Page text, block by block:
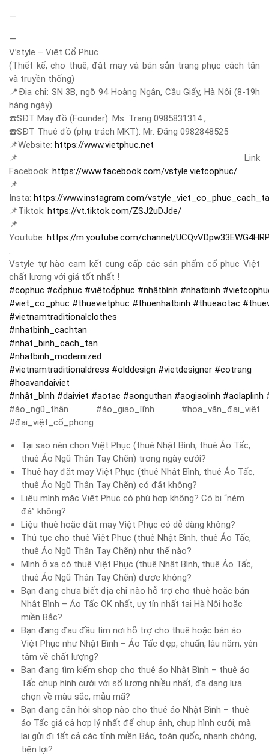
—
—
V’style – Việt Cổ Phục
(Thiết kế, cho thuê, đặt may và bán sẵn trang phục cách tân
và truyền thống)
📍 Địa chỉ: SN 3B, ngõ 94 Hoàng Ngân, Cầu Giấy, Hà Nội (8-19h
hàng ngày)
☎️SĐT May đồ (Founder): Ms. Trang 0985831314 ;
☎️SĐT Thuê đồ (phụ trách MKT): Mr. Đăng 0982848525
📌Website: https://www.vietphuc.net
📌 Link
Facebook: https://www.facebook.com/vstyle.vietcophuc/
📌
Insta: https://www.instagram.com/
📌Tiktok: https://vt.tiktok.com/ZSJ2uDJde/
📌
Youtube: https://m.youtube.com/channel/
.
Vstyle tự hào cam kết cung cấp các sản phẩm cổ phục Việt
chất lượng với giá tốt nhất !
#cophuc #cổphục #việtcổphục #nhậtbình #nhatbinh #
#viet_co_phuc #thuevietphuc #thuenhatbinh #thueaotac #
#vietnamtraditionalclothes
#nhatbinh_cachtan
#nhat_binh_cach_tan
#nhatbinh_modernized
#vietnamtraditionaldress #olddesign #vietdesigner #cotrang
#hoavandaiviet
#nhật_bình #daiviet #aotac #aonguthan #aogiaolinh #aolaplinh
#áo_ngũ_thân #áo_giao_lĩnh #hoa_văn_đại_việt
#đại_việt_cổ_phong
Tại sao nên chọn Việt Phục (thuê Nhật Bình, thuê Áo Tấc,
thuê Áo Ngũ Thân Tay Chẽn) trong ngày cưới?
Thuê hay đặt may Việt Phục (thuê Nhật Bình, thuê Áo Tấc,
thuê Áo Ngũ Thân Tay Chẽn) có đắt không?
Liệu mình mặc Việt Phục có phù hợp không? Có bị “ném
đá” không?
Liệu thuê hoặc đặt may Việt Phục có dễ dàng không?
Thủ tục cho thuê Việt Phục (thuê Nhật Bình, thuê Áo Tấc,
thuê Áo Ngũ Thân Tay Chẽn) như thế nào?
Mình ở xa có thuê Việt Phục (thuê Nhật Bình, thuê Áo Tấc,
thuê Áo Ngũ Thân Tay Chẽn) được không?
Bạn đang chưa biết địa chỉ nào hỗ trợ cho thuê hoặc bán
Nhật Bình – Áo Tấc OK nhất, uy tín nhất tại Hà Nội hoặc
miền Bắc?
Bạn đang đau đầu tìm nơi hỗ trợ cho thuê hoặc bán áo
Việt Phục như Nhật Bình – Áo Tấc đẹp, chuẩn, lâu năm, yên
tâm về chất lượng?
Bạn đang tìm kiếm shop cho thuê áo Nhật Bình – thuê áo
Tấc chụp hình cưới với số lượng nhiều nhất, đa dạng lựa
chọn về màu sắc, mẫu mã?
Bạn đang cần hỏi shop nào cho thuê áo Nhật Bình – thuê
áo Tấc giá cả hợp lý nhất để chụp ảnh, chụp hình cưới, mà
lại gửi đi tất cả các tỉnh miền Bắc, toàn quốc, nhanh chóng,
tiện lợi?